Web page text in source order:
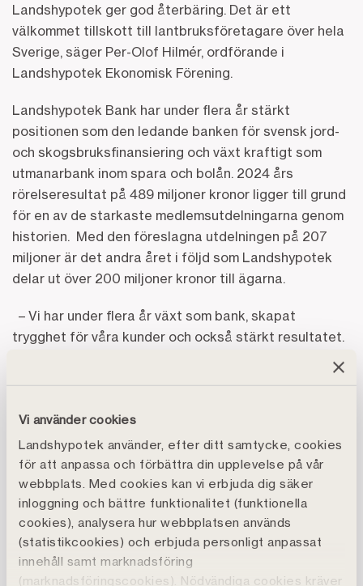
Vi använder cookies
Landshypotek använder, efter ditt samtycke, cookies
för att anpassa och förbättra din upplevelse på vår
webbplats. Med cookies kan vi erbjuda dig säker
inloggning och bättre funktionalitet (funktionella
cookies), analysera hur webbplatsen används
(statistikcookies) och erbjuda personligt anpassat
innehåll samt marknadsföring
(marknadsföringscookies). Nödvändiga cookies kräver
Landshypotek ger god återbäring. Det är ett
välkommet tillskott till lantbruksföretagare över hela
Sverige, säger Per-Olof Hilmér, ordförande i
Landshypotek Ekonomisk Förening.
Landshypotek Bank har under flera år stärkt
positionen som den ledande banken för svensk jord-
och skogsbruksfinansiering och växt kraftigt som
utmanarbank inom spara och bolån. 2024 års
rörelseresultat på 489 miljoner kronor ligger till grund
för en av de starkaste medlemsutdelningarna genom
historien. Med den föreslagna utdelningen på 207
miljoner är det andra året i följd som Landshypotek
delar ut över 200 miljoner kronor till ägarna.
– Vi har under flera år växt som bank, skapat
trygghet för våra kunder och också stärkt resultatet.
ägare, jord- och skogsbrukarna, vilket är en viktig del i
Ericson, vd på Landshypotek Bank.
Att Landshypotek står fortsatt tryggt och stabilt,
trots ett mer utmanande år, är ett styrkebesked. Det
stora intresset för att öka den egna ekonomiska
insatsen i den ekonomiska föreningen visar att
medlemmarna tror på Landshypotek och en fortsatt
långsiktigt bra utveckling. Vid årsskiftet uppgick